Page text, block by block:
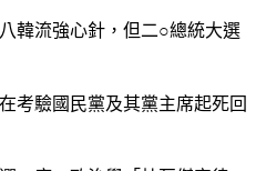
韓流強心針，但二○總統大選
考驗國民黨及其黨主席起死回